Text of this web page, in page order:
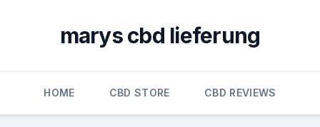
marys cbd lieferung
HOME CBD STORE CBD REVIEWS